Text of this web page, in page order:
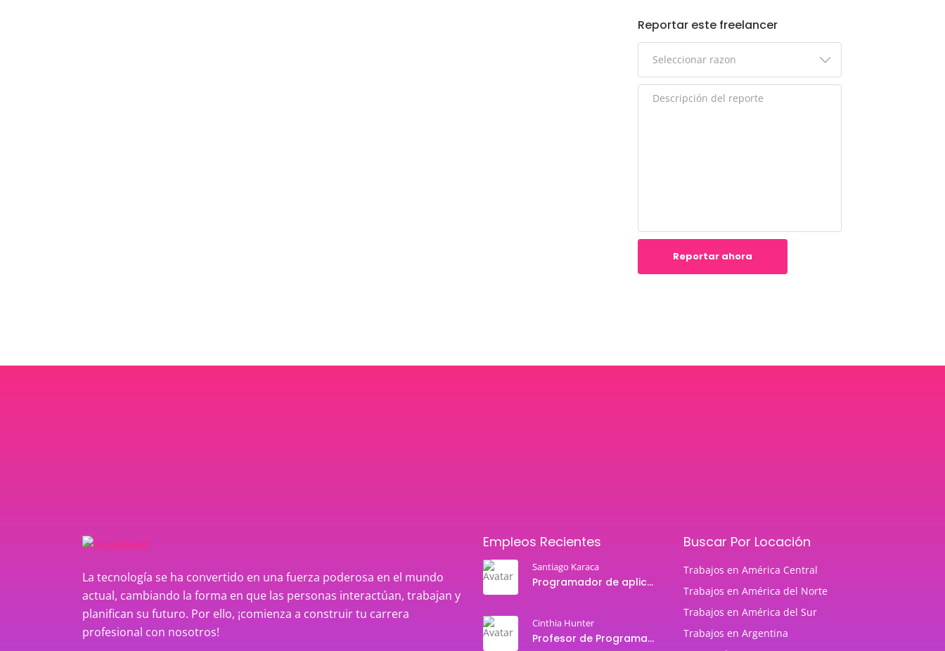
Reportar este freelancer
Reportar ahora
La tecnología se ha convertido en una fuerza poderosa en el mundo
actual, cambiando la forma en que las personas interactúan, trabajan y
planifican su futuro. Por ello, ¡comienza a construir tu carrera
profesional con nosotros!
Empleos Recientes
Santiago Karaca
Programador de aplicaciones Android
Cinthia Hunter
Profesor de Programación Java
Buscar Por Locación
Trabajos en América Central
Trabajos en América del Norte
Trabajos en América del Sur
Trabajos en Argentina